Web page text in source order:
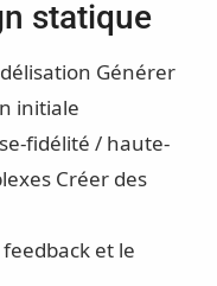
statique
Générer
initiale
fidélité / haute-
Créer des
et le